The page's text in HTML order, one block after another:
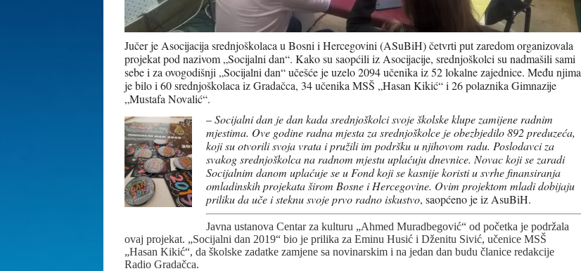
Jučer je Asocijacija srednjoškolaca u Bosni i Hercegovini (ASuBiH) četvrti put zaredom organizovala
projekat pod nazivom „Socijalni dan“. Kako su saopćili iz Asocijacije, srednjoškolci su nadmašili sami
sebe i za ovogodišnji „Socijalni dan“ učešće je uzelo 2094 učenika iz 52 lokalne zajednice. Među njima
je bilo i 60 srednjoškolaca iz Gradačca, 34 učenika MSŠ „Hasan Kikić“ i 26 polaznika Gimnazije
„Mustafa Novalić“.
–Socijalni dan je dan kada srednjoškolci svoje školske klupe zamijene radnim
mjestima. Ove godine radna mjesta za srednjoškolce je obezbjedilo 892 preduzeća,
koji su otvorili svoja vrata i pružili im podršku u njihovom radu. Poslodavci za
svakog srednjoškolca na radnom mjestu uplaćuju dnevnice. Novac koji se zaradi
Socijalnim danom uplaćuje se u Fond koji se kasnije koristi u svrhe finansiranja
omladinskih projekata širom Bosne i Hercegovine. Ovim projektom mladi dobijaju
priliku da uče i steknu svoje prvo radno iskustvo, saopćeno je iz AsuBiH.
Javna ustanova Centar za kulturu „Ahmed Muradbegović“ od početka je podržala
ovaj projekat. „Socijalni dan 2019“ bio je prilika za Eminu Husić i Dženitu Sivić, učenice MSŠ
„Hasan Kikić“, da školske zadatke zamjene sa novinarskim i na jedan dan budu članice redakcije
Radio Gradačca.